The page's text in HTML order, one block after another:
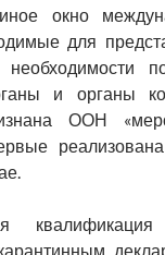
окно
для
и органы
ООН